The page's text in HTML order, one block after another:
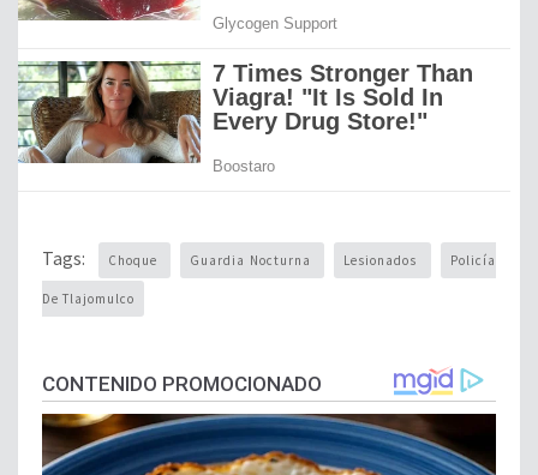
Tags: Choque Guardia Nocturna Lesionados Policía
De Tlajomulco
CONTENIDO PROMOCIONADO